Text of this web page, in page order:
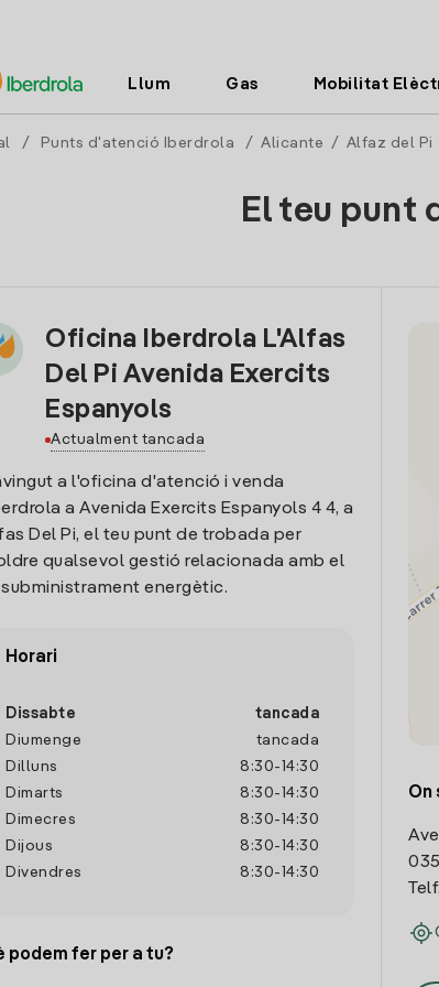
Llum Gas Mobilitat
/ Punts d'atenció Iberdrola / Alicante / Alfaz del Pi
El teu punt
Oficina Iberdrola L'Alfas
Del Pi Avenida Exercits
Espanyols
Actualment tancada
a l'oficina d'atenció i venda
a Avenida Exercits Espanyols 4 4, a
Del Pi, el teu punt de trobada per
qualsevol gestió relacionada amb el
energètic.
Horari
Dissabte
tancada
Diumenge
tancada
Dilluns
8:30- 14:30
Dimarts
8:30- 14:30
Dimecres
8:30- 14:30
Dijous
8:30- 14:30
Divendres
8:30- 14:30
podem fer per a tu?
On